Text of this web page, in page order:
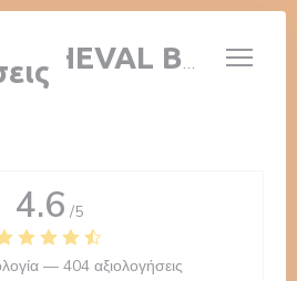
(Cookies)
AUBERGE AU CHEVAL BLANC
4.6 /5
— 404 αξιολογήσεις